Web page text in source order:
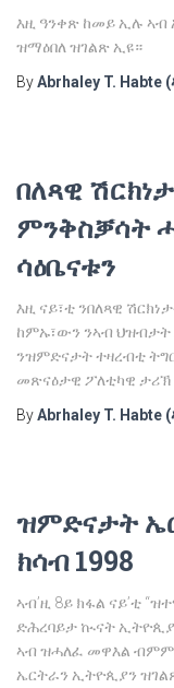
እዚ ዓንቀጽ ከመይ ኢሉ ኣብ
ዝማዕበለ ዝገልጽ ኢዩ።
ByAbrhaley T. Habte
በለጻዊ
ምንቅስቓሳት
ሳዕቤናቱን
እዚ ናይ፣ቲ ንበለጻዊ
ከምኡ፣ውን ንኣብ ህዝብታት
ንዝምድናታት ተዛረብቲ
መጽናዕታዊ ፖለቲካዊ
ByAbrhaley T. Habte
ዝምድናታት
ክሳብ 1998
ኣብ’ዚ 8ይ ክፋል ናይ’ቲ
ድሕረባይታ ኲናት
ኣብ ዝሓለፈ መዋእል
ኤርትራን ኢትዮጲያን